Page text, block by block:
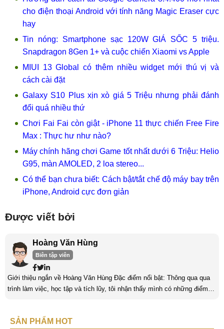
cho điện thoại Android với tính năng Magic Eraser cực
hay
Tin nóng: Smartphone sạc 120W GIÁ SỐC 5 triệu.
Snapdragon 8Gen 1+ và cuộc chiến Xiaomi vs Apple
MIUI 13 Global có thêm nhiều widget mới thú vị và
cách cài đặt
Galaxy S10 Plus xịn xò giá 5 Triệu nhưng phải đánh
đổi quá nhiều thứ
Chơi Fai Fai còn giật - iPhone 11 thực chiến Free Fire
Max : Thực hư như nào?
Máy chính hãng chơi Game tốt nhất dưới 6 Triệu: Helio
G95, màn AMOLED, 2 loa stereo...
Có thể bạn chưa biết: Cách bật/tắt chế độ máy bay trên
iPhone, Android cực đơn giản
Được viết bởi
Hoàng Văn Hùng
Biên tập viên
Giới thiệu ngắn về Hoàng Văn Hùng Đặc điểm nổi bật: Thông qua qua
trình làm việc, học tập và tích lũy, tôi nhận thấy mình có những điểm
năng làm việc độc lập, làm việc nhóm tốt. Yêu thích chạy bộ, nghe
SẢN PHẨM HOT